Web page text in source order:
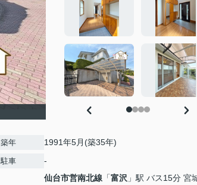
築年 1991年5月(築35年)
駐車 -
仙台市営南北線 「富沢 」駅 バス15分 宮